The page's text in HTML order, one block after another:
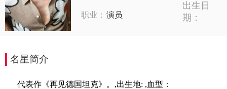
职业： 演员
出生日
期：
名星简介
代表作《再见德国坦克》。,出生地: ,血型：